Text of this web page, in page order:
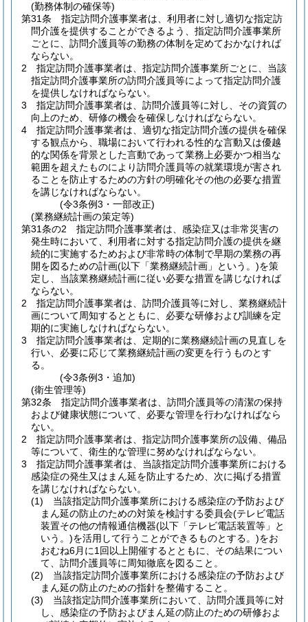
(勤務体制の確保等)
第31条
指定訪問介護事業者は、利用者に対し適切な指定訪
問介護を提供することができるよう、指定訪問介護事業所
ごとに、訪問介護員等の勤務の体制を定めておかなければ
ならない。
2
指定訪問介護事業者は、指定訪問介護事業所ごとに、当該
指定訪問介護事業所の訪問介護員等によって指定訪問介護
を提供しなければならない。
3
指定訪問介護事業者は、訪問介護員等に対し、その資質の
向上のため、研修の機会を確保しなければならない。
4
指定訪問介護事業者は、適切な指定訪問介護の提供を確保
する観点から、職場において行われる性的な言動又は優越
的な関係を背景とした言動であって業務上必要かつ相当な
範囲を超えたものにより訪問介護員等の就業環境が害され
ることを防止するための方針の明確化その他の必要な措置
を講じなければならない。
(令3条例3・一部改正)
(業務継続計画の策定等)
第31条の2
指定訪問介護事業者は、感染症又は非常災害の
発生時において、利用者に対する指定訪問介護の提供を継
続的に実施するためおよび非常時の体制で早期の業務の再
開を図るための計画(以下「業務継続計画」という。)を策
定し、当該業務継続計画に従い必要な措置を講じなければ
ならない。
2
指定訪問介護事業者は、訪問介護員等に対し、業務継続計
画について周知するとともに、必要な研修および訓練を定
期的に実施しなければならない。
3
指定訪問介護事業者は、定期的に業務継続計画の見直しを
行い、必要に応じて業務継続計画の変更を行うものとす
る。
(令3条例3・追加)
(衛生管理等)
第32条
指定訪問介護事業者は、訪問介護員等の清潔の保持
および健康状態について、必要な管理を行わなければなら
ない。
2
指定訪問介護事業者は、指定訪問介護事業所の設備、備品
等について、衛生的な管理に努めなければならない。
3
指定訪問介護事業者は、当該指定訪問介護事業所における
感染症の発生又はまん延を防止するため、次に掲げる措置
を講じなければならない。
(1)
当該指定訪問介護事業所における感染症の予防および
まん延の防止のための対策を検討する委員会(テレビ電話
装置その他の情報通信機器(以下「テレビ電話装置等」と
いう。)を活用して行うことができるものとする。)をお
おむね6月に1回以上開催するとともに、その結果につい
て、訪問介護員等に周知徹底を図ること。
(2)
当該指定訪問介護事業所における感染症の予防および
まん延の防止のための指針を整備すること。
(3)
当該指定訪問介護事業所において、訪問介護員等に対
し、感染症の予防およびまん延の防止のための研修およ